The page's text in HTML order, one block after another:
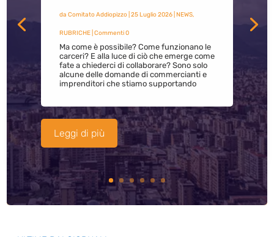
da Comitato Addiopizzo| 25 Luglio 2026| NEWS,
RUBRICHE| Commenti 0
Ma come è possibile? Come funzionano le
carceri? E alla luce di ciò che emerge come
fate a chiederci di collaborare? Sono solo
alcune delle domande di commercianti e
imprenditori che stiamo supportando
Leggi di più